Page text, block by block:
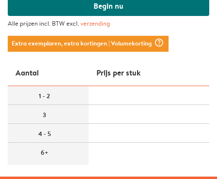
Begin nu
Alle prijzen incl. BTW excl.verzending
Extra exemplaren, extra kortingen| Volumekorting question_mark_circle
Aantal Prijs per stuk
1 - 2
3
4 - 5
6+